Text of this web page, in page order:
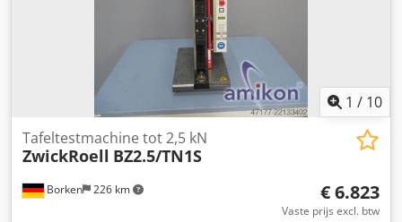
1 / 10
Borken 226 km
Tafeltestmachine tot 2,5 kN
ZwickRoell BZ2.5/TN1S
€ 6.823
Vaste prijs excl. btw